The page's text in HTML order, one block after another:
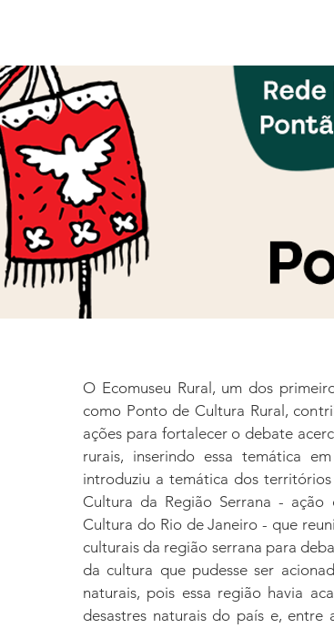
O Ecomuseu Rural, um dos
como Ponto de Cultura Rural,
ações para fortalecer o debate
rurais, inserindo essa temática
introduziu a temática dos
Cultura da Região Serrana -
Cultura do Rio de Janeiro - que
culturais da região serrana para
da cultura que pudesse ser
naturais, pois essa região havia
desastres naturais do país e, entre